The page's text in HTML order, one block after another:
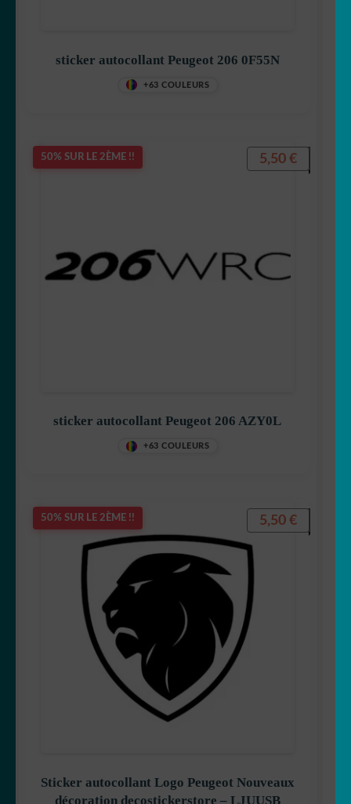
sticker autocollant Peugeot 206 0F55N
+63 COULEURS
50% SUR LE 2ÈME !!
sticker autocollant Peugeot 206 AZY0L
+63 COULEURS
5,50 €
50% SUR LE 2ÈME !!
Sticker autocollant Logo Peugeot Nouveaux
décoration decostickerstore – LJUUSB
5,50 €